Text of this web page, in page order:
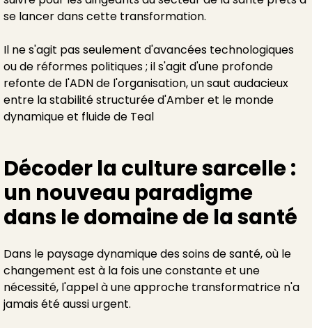
se lancer dans cette transformation.
Il ne s'agit pas seulement d'avancées technologiques
ou de réformes politiques ; il s'agit d'une profonde
refonte de l'ADN de l'organisation, un saut audacieux
entre la stabilité structurée d'Amber et le monde
dynamique et fluide de Teal
Décoder la culture sarcelle :
un nouveau paradigme
dans le domaine de la santé
Dans le paysage dynamique des soins de santé, où le
changement est à la fois une constante et une
nécessité, l'appel à une approche transformatrice n'a
jamais été aussi urgent.